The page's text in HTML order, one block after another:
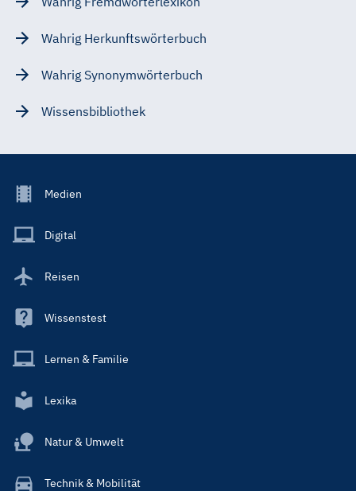
Wahrig Herkunftswörterbuch
Wahrig Synonymwörterbuch
Wissensbibliothek
Footer
Main
Medien
Digital
Reisen
Wissenstest
Lernen & Familie
Lexika
Natur & Umwelt
Technik & Mobilität